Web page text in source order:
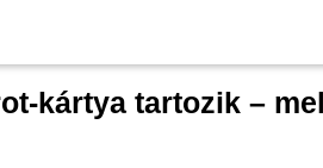
kártya tartozik –